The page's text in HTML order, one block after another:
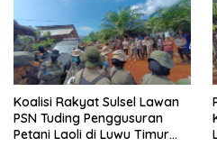
Koalisi Rakyat Sulsel Lawan
PSN Tuding Penggusuran
Petani Laoli di Luwu Timur